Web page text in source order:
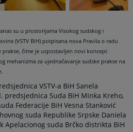
su u prostorijama Visokog sudskog i
(VSTV BiH) potpisana nova Pravila o radu
prakse, čime je uspostavljen novi koncept
mehanizma za ujednačavanje sudske prakse na
VSTV-a BiH Sanela
predsjednica Suda BiH Minka Kreho,
Federacije BiH Vesna Stanković
suda Republike Srpske Daniela
Apelacionog suda Brčko distrikta BiH